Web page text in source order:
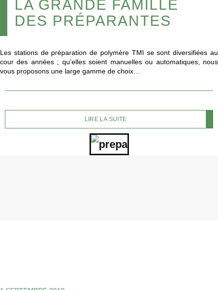
LA GRANDE FAMILLE
DES PRÉPARANTES
Les stations de préparation de polymère TMI se sont diversifiées au
cour des années ; qu’elles soient manuelles ou automatiques, nous
vous proposons une large gamme de choix…
LIRE LA SUITE